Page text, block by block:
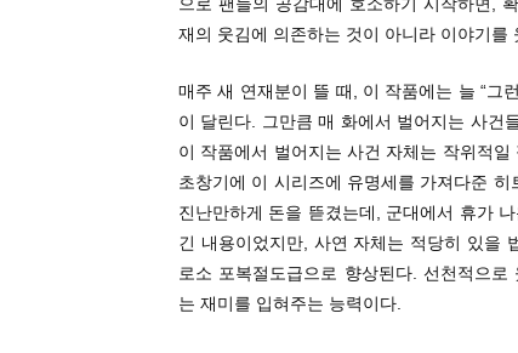
재의 웃김에 의존하는 것이 아니라 이야기를
매주 새 연재분이 뜰 때, 이 작품에는 늘 “그
이 달린다. 그만큼 매 화에서 벌어지는 사건
이 작품에서 벌어지는 사건 자체는 작위적
초창기에 이 시리즈에 유명세를 가져다준
진난만하게 돈을 뜯겼는데, 군대에서 휴가
긴 내용이었지만, 사연 자체는 적당히 있을
로소 포복절도급으로 향상된다. 선천적으
는 재미를 입혀주는 능력이다.